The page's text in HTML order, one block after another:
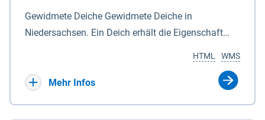
Gewidmete Deiche Gewidmete Deiche in
Niedersachsen. Ein Deich erhält die Eigenschaft
Deichbehörde durch Verordnung ausspricht. Für
WMS
HTML
Mehr Infos